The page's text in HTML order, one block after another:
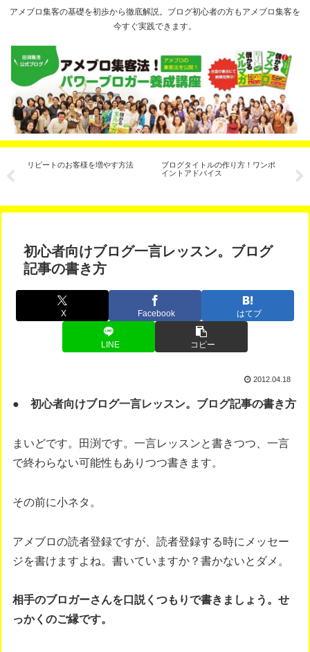
アメブロ集客の基礎を初歩から徹底解説。ブログ初心者の方もアメブロ集客を
今すぐ実践できます。
リピートのお客様を増やす方法
ブログタイトルの作り方！ワンポ
イントアドバイス
の
初心者向けブログ一言レッスン。ブログ
記事の書き方
X Facebook はてブ
LINE コピー
2012.04.18
● 初心者向けブログ一言レッスン。ブログ記事の書き方
まいどです。田渕です。一言レッスンと書きつつ、一言
で終わらない可能性もありつつ書きます。
その前に小ネタ。
アメブロの読者登録ですが、読者登録する時にメッセー
ジを書けますよね。書いていますか？書かないとダメ。
相手のブロガーさんを口説くつもりで書きましょう。せ
っかくのご縁です。